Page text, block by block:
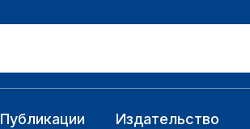
Публикации Издательство